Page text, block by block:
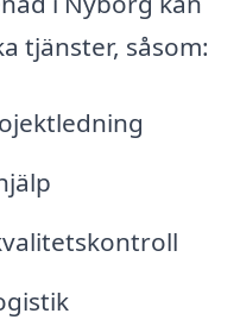
tjänster, såsom: